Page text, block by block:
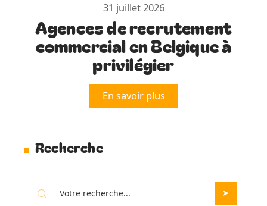
31 juillet 2026
Agences de recrutement
commercial en Belgique à
privilégier
En savoir plus
Recherche